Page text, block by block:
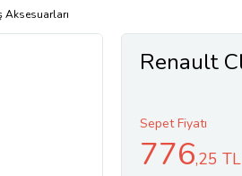
Aksesuarları
Renault
Sepet Fiyatı
776,25 TL